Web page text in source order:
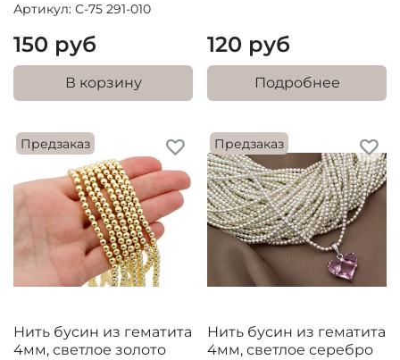
Артикул: C-75 291-010
150 руб
В корзину
120 руб
Подробнее
Предзаказ
Нить бусин из гематита
4мм, светлое золото
Предзаказ
Нить бусин из гематита
4мм, светлое серебро